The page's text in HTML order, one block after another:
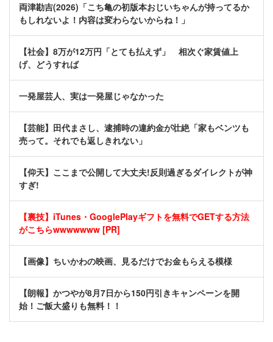
両津勘吉(2026)「こち亀の初版本おじいちゃんが持ってるか
もしれないよ！内容は変わらないからね！」
【社会】8万が12万円「とても払えず」 相次ぐ家賃値上
げ、どうすれば
一発屋芸人、実は一発屋じゃなかった
【芸能】田代まさし、逮捕時の違約金が壮絶「家もベンツも
売って。それでも返しきれない」
【仰天】ここまで公開して大丈夫!反則過ぎるダイレクトが神
すぎ!
【裏技】iTunes・GooglePlayギフトを無料でGETする方法
がこちらwwwwwww [PR]
【画像】ちいかわの映画、見るだけでお金もらえる模様
【朗報】かつやが8月7日から150円引きキャンペーンを開
始！ご飯大盛りも無料！！